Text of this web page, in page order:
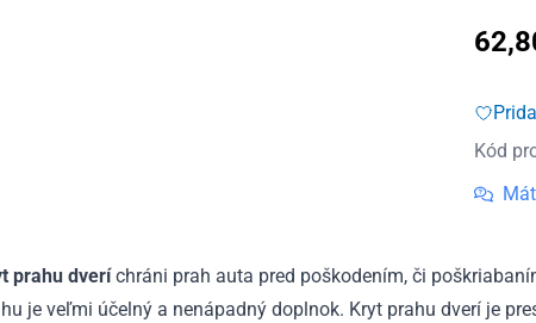
Kód
prahu dveríchráni prah auta pred poškodením, či
je veľmi účelný a nenápadný doplnok. Kryt prahu dverí je